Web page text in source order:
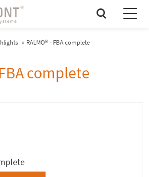
search
» RALMO® - FBA complete
complete